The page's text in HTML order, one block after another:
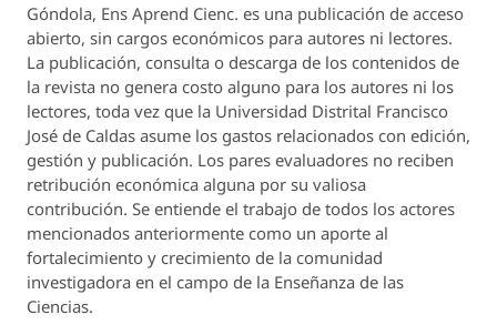
Góndola, Ens Aprend Cienc. es una publicación de acceso
abierto, sin cargos económicos para autores ni lectores.
La publicación, consulta o descarga de los contenidos de
la revista no genera costo alguno para los autores ni los
lectores, toda vez que la Universidad Distrital Francisco
José de Caldas asume los gastos relacionados con edición,
gestión y publicación. Los pares evaluadores no reciben
retribución económica alguna por su valiosa
contribución. Se entiende el trabajo de todos los actores
mencionados anteriormente como un aporte al
fortalecimiento y crecimiento de la comunidad
investigadora en el campo de la Enseñanza de las
Ciencias.